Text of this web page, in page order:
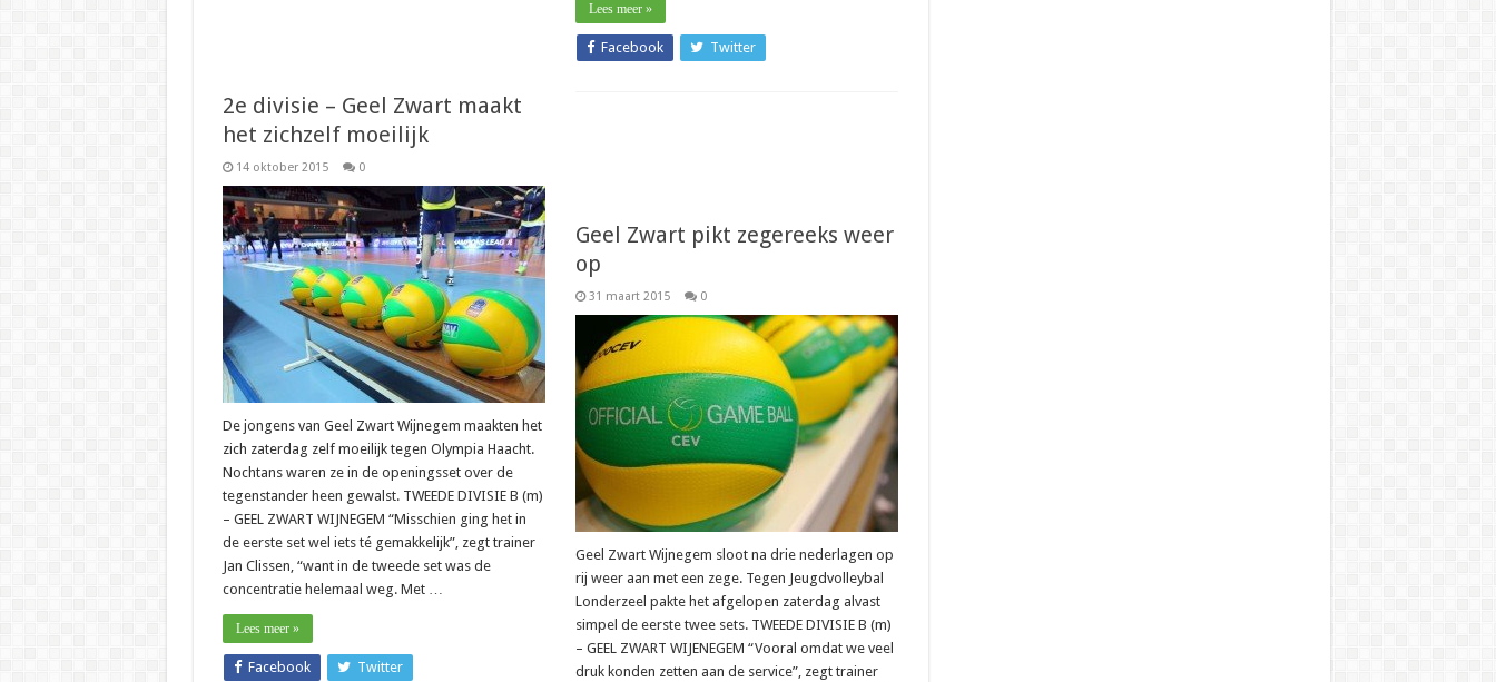
Lees meer »
Facebook Twitter
2e divisie – Geel Zwart maakt
het zichzelf moeilijk
14 oktober 2015 0
De jongens van Geel Zwart Wijnegem maakten het
zich zaterdag zelf moeilijk tegen Olympia Haacht.
Nochtans waren ze in de openingsset over de
tegenstander heen gewalst. TWEEDE DIVISIE B (m)
– GEEL ZWART WIJNEGEM “Misschien ging het in
de eerste set wel iets té gemakkelijk”, zegt trainer
Jan Clissen, “want in de tweede set was de
concentratie helemaal weg. Met …
Lees meer »
Facebook Twitter
Geel Zwart pikt zegereeks weer
op
31 maart 2015 0
Geel Zwart Wijnegem sloot na drie nederlagen op
rij weer aan met een zege. Tegen Jeugdvolleybal
Londerzeel pakte het afgelopen zaterdag alvast
simpel de eerste twee sets. TWEEDE DIVISIE B (m)
– GEEL ZWART WIJENEGEM “Vooral omdat we veel
druk konden zetten aan de service”, zegt trainer